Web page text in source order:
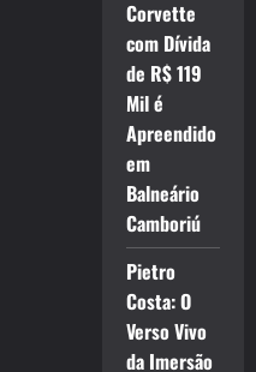
Corvette
com Dívida
de R$ 119
Mil é
Apreendido
em
Balneário
Camboriú
Pietro
Costa: O
Verso Vivo
da Imersão